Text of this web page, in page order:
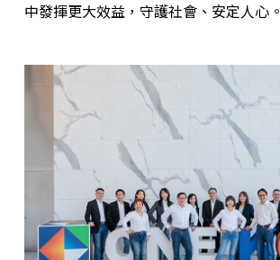
中發揮更大效益，守護社會、安定人心。